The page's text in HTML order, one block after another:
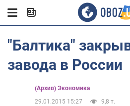
"Балтика"
завода в России
(Архив) Экономика
29.01.2015 15:27
9,8 т.